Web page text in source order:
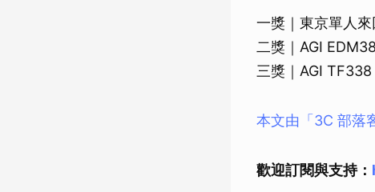
一獎｜東京單人來
二獎｜AGI
三獎｜AGI
本文由「3C 部落
歡迎訂閱與支持：